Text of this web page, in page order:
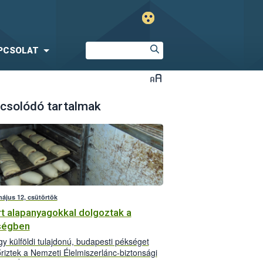
tartalmak
12, csütörtök
alapanyagokkal dolgoztak a
külföldi tulajdonú, budapesti pékséget
a Nemzeti Élelmiszerlánc-biztonsági